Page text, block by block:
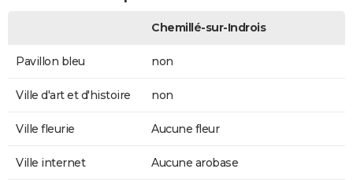
Chemillé-sur-Indrois
Pavillon bleu non
Ville d'art et d'histoire non
Ville fleurie Aucune fleur
Ville internet Aucune arobase